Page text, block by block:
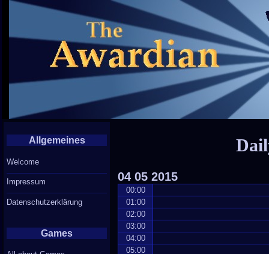
04 05 2015
00:00
01:00
02:00
03:00
04:00
05:00
Allgemeines
Welcome
Impressum
Datenschutzerklärung
Games